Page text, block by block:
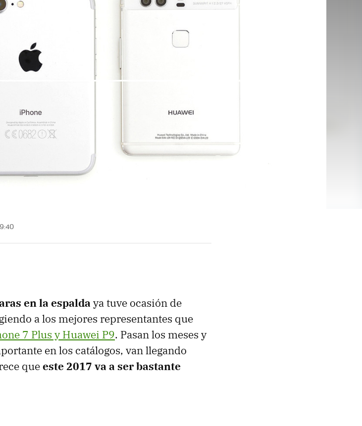
en la espalda ya tuve ocasión de
a los mejores representantes que
7 Plus y Huawei P9. Pasan los meses y
en los catálogos, van llegando
queeste 2017 va a ser bastante